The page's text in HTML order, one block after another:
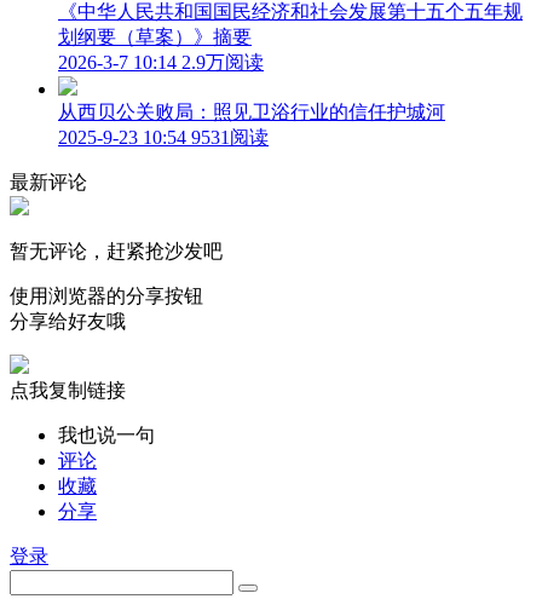
《中华人民共和国国民经济和社会发展第十五个五年规
划纲要（草案）》摘要
2026-3-7 10:14 2.9万阅读
从西贝公关败局：照见卫浴行业的信任护城河
2025-9-23 10:54 9531阅读
最新评论
暂无评论，赶紧抢沙发吧
使用浏览器的分享按钮
分享给好友哦
点我复制链接
我也说一句
评论
收藏
分享
登录